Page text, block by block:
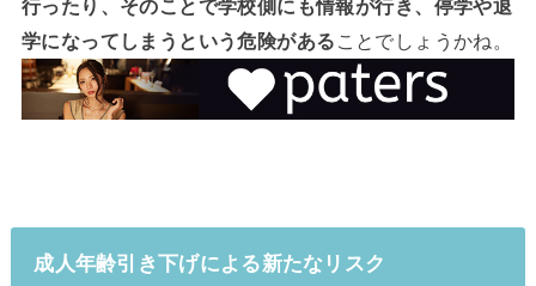
行ったり、そのことで学校側にも情報が行き、停学や退
学になってしまうという危険がある ことでしょうかね。
成人年齢引き下げによる新たなリスク